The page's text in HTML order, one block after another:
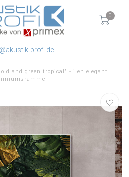
0
profi.de
and green tropical" - i en elegant